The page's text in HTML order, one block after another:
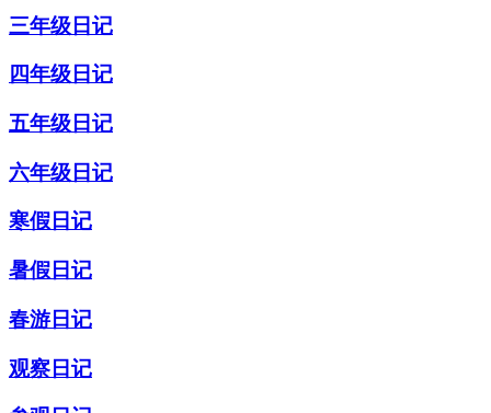
三年级日记
四年级日记
五年级日记
六年级日记
寒假日记
暑假日记
春游日记
观察日记